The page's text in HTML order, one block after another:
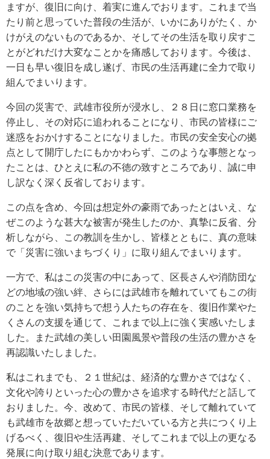
ますが、復旧に向け、着実に進んでおります。これまで当
たり前と思っていた普段の生活が、いかにありがたく、か
けがえのないものであるか、そしてその生活を取り戻すこ
とがどれだけ大変なことかを痛感しております。今後は、
一日も早い復旧を成し遂げ、市民の生活再建に全力で取り
組んでまいります。
今回の災害で、武雄市役所が浸水し、２８日に窓口業務を
停止し、その対応に追われることになり、市民の皆様にご
迷惑をおかけすることになりました。市民の安全安心の拠
点として開庁したにもかかわらず、このような事態となっ
たことは、ひとえに私の不徳の致すところであり、誠に申
し訳なく深く反省しております。
この点を含め、今回は想定外の豪雨であったとはいえ、な
ぜこのような甚大な被害が発生したのか、真摯に反省、分
析しながら、この教訓を生かし、皆様とともに、真の意味
で「災害に強いまちづくり」に取り組んでまいります。
一方で、私はこの災害の中にあって、区長さんや消防団な
どの地域の強い絆、さらには武雄市を離れていてもこの街
のことを強い気持ちで想う人たちの存在を、復旧作業やた
くさんの支援を通じて、これまで以上に強く実感いたしま
した。また武雄の美しい田園風景や普段の生活の豊かさを
再認識いたしました。
私はこれまでも、２１世紀は、経済的な豊かさではなく、
文化や誇りといった心の豊かさを追求する時代だと話して
おりました。今、改めて、市民の皆様、そして離れていて
も武雄市を故郷と想っていただいている方と共につくり上
げるべく、復旧や生活再建、そしてこれまで以上の更なる
発展に向け取り組む決意であります。